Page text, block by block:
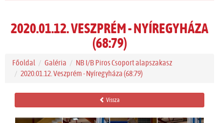
2020.01.12. VESZPRÉM - NYÍREGYHÁZA
(68:79)
Főoldal Galéria
NB I/B Piros Csoport alapszakasz
2020.01.12. Veszprém - Nyíregyháza (68:79)
Vissza